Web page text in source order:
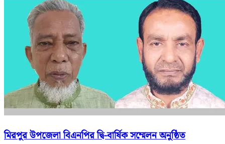
মিরপুর উপজেলা বিএনপির দ্বি-বার্ষিক সম্মেলন অনুষ্ঠিত